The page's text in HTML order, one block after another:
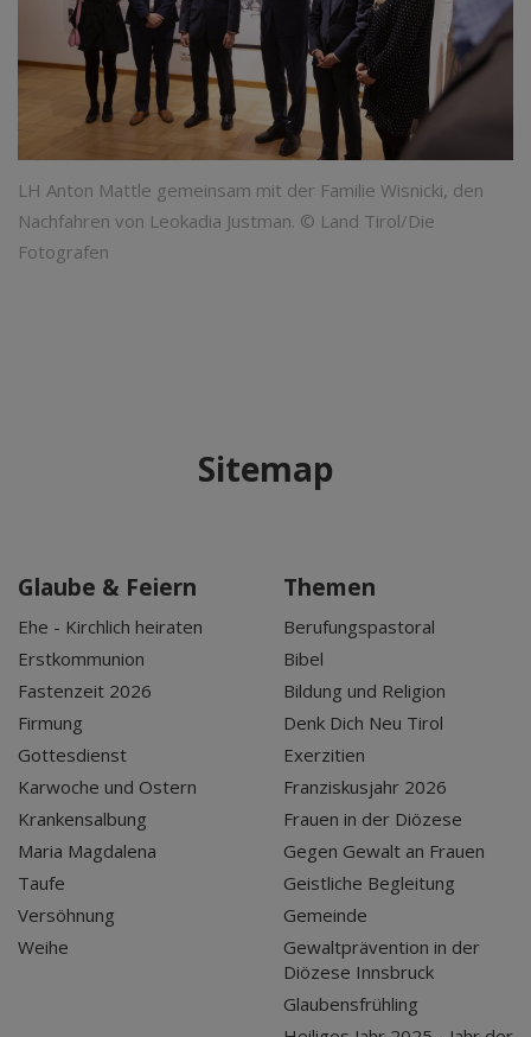
LH Anton Mattle gemeinsam mit der Familie Wisnicki, den
Nachfahren von Leokadia Justman. © Land Tirol/Die
Fotografen
Sitemap
Glaube & Feiern
Ehe - Kirchlich heiraten
Erstkommunion
Fastenzeit 2026
Firmung
Gottesdienst
Karwoche und Ostern
Krankensalbung
Maria Magdalena
Taufe
Versöhnung
Weihe
Themen
Berufungspastoral
Bibel
Bildung und Religion
Denk Dich Neu Tirol
Exerzitien
Franziskusjahr 2026
Frauen in der Diözese
Gegen Gewalt an Frauen
Geistliche Begleitung
Gemeinde
Gewaltprävention in der
Diözese Innsbruck
Glaubensfrühling